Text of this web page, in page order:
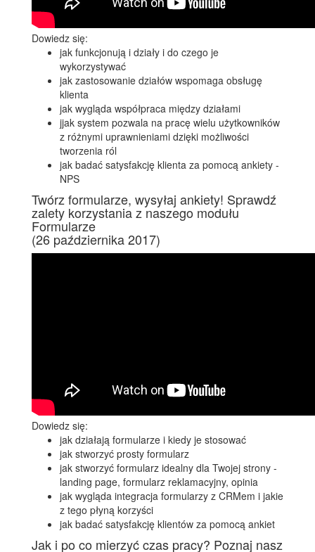
Dowiedz się:
jak funkcjonują i działy i do czego je
wykorzystywać
jak zastosowanie działów wspomaga obsługę
klienta
jak wygląda współpraca między działami
jjak system pozwala na pracę wielu użytkowników
z różnymi uprawnieniami dzięki możliwości
tworzenia ról
jak badać satysfakcję klienta za pomocą ankiety -
NPS
Twórz formularze, wysyłaj ankiety! Sprawdź
zalety korzystania z naszego modułu
Formularze
(26 października 2017)
Dowiedz się:
jak działają formularze i kiedy je stosować
jak stworzyć prosty formularz
jak stworzyć formularz idealny dla Twojej strony -
landing page, formularz reklamacyjny, opinia
jak wygląda integracja formularzy z CRMem i jakie
z tego płyną korzyści
jak badać satysfakcję klientów za pomocą ankiet
Jak i po co mierzyć czas pracy? Poznaj nasz